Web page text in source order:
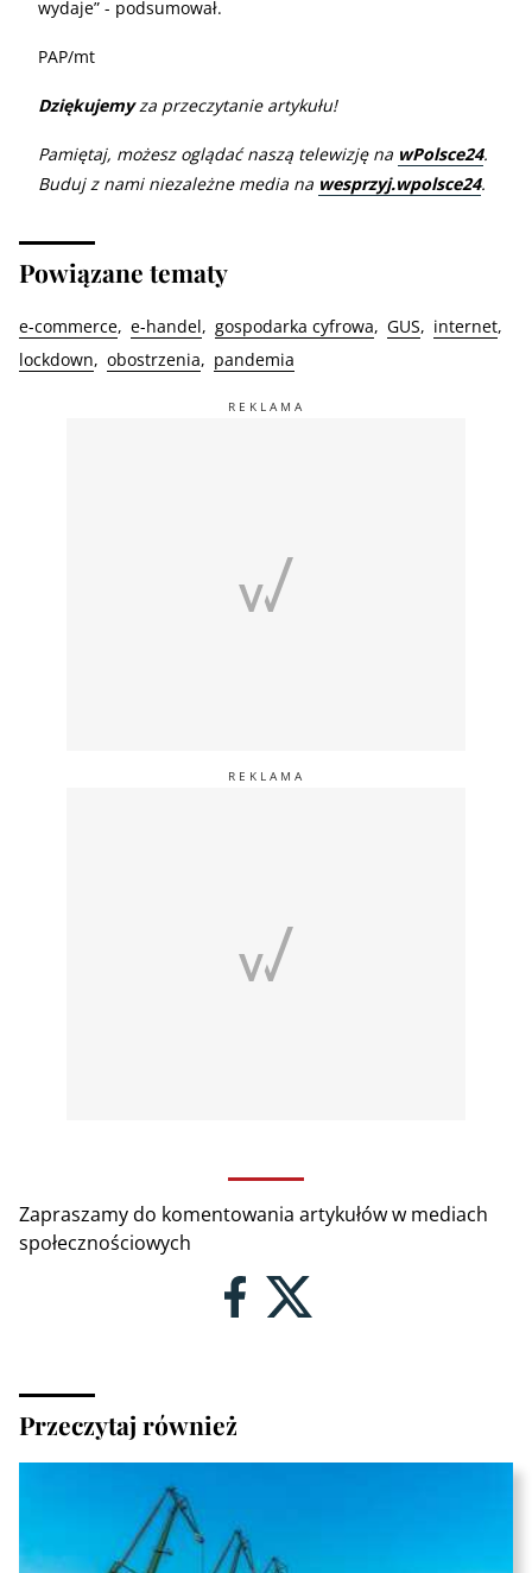
wydaje” - podsumował.
PAP/mt
Dziękujemyza przeczytanie artykułu!
Pamiętaj, możesz oglądać naszą telewizję na wPolsce24.
Buduj z nami niezależne media na wesprzyj.wpolsce24.
Powiązane tematy
e-commerce e-handel gospodarka cyfrowa GUS
internet
lockdown
obostrzenia pandemia
Zapraszamy do komentowania artykułów w mediach
społecznościowych
Przeczytaj również